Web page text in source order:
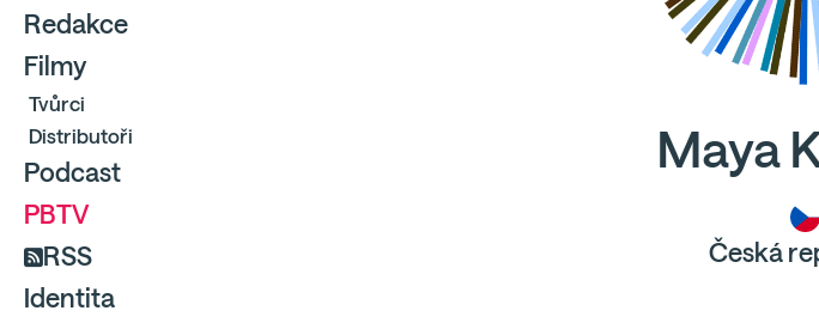
Redakce
Filmy
Tvůrci
Distributoři
Podcast
PBTV
RSS
Identita
Maya
Česká